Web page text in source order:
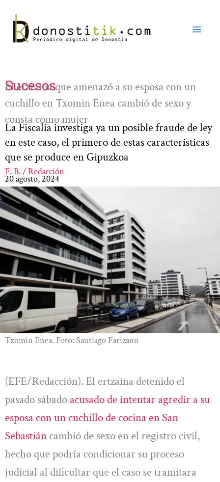
contenido
Sucesos
El ertzaina que amenazó a su esposa con un
cuchillo en Txomin Enea cambió de sexo y
consta como mujer
La Fiscalía investiga ya un posible fraude de ley
en este caso, el primero de estas características
que se produce en Gipuzkoa
E. B. / Redacción
20 agosto, 2024
Txomin Enea. Foto: Santiago Farizano
(EFE/Redacción). El ertzaina detenido el
pasado sábado acusado de intentar agredir a su
esposa con un cuchillo de cocina en San
Sebastián cambió de sexo en el registro civil,
hecho que podría condicionar su proceso
judicial al dificultar que el caso se tramitara